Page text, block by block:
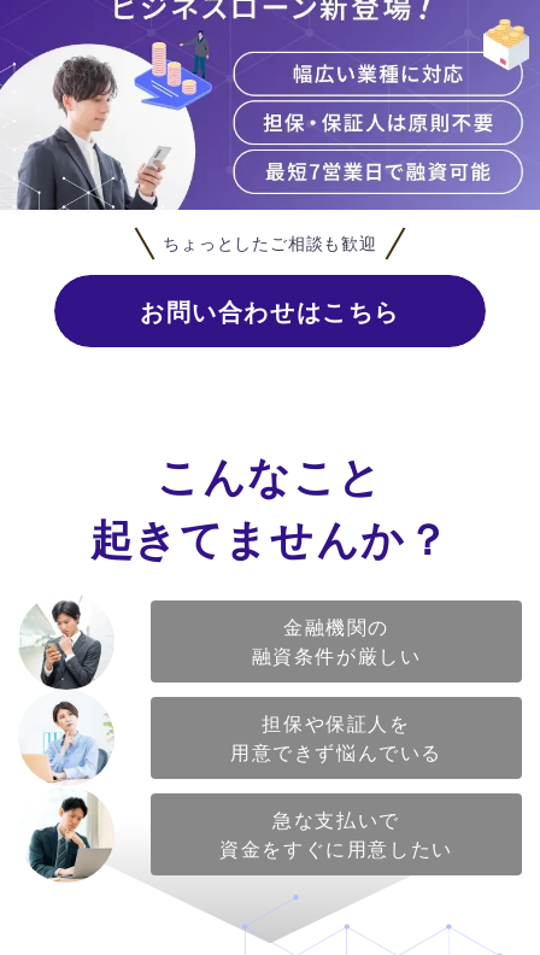
ちょっとしたご相談も歓迎
お問い合わせはこちら
こんなこと
起きてませんか？
金融機関の
融資条件が厳しい
担保や保証人を
用意できず悩んでいる
急な支払いで
資金をすぐに用意したい